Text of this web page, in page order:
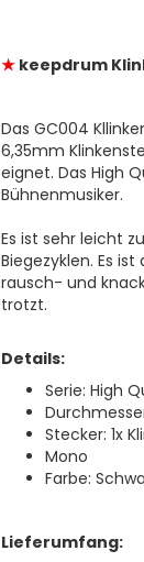
★keepdrum
Das GC004
6,35mm
eignet. Das High
Bühnenmusiker.
Es ist sehr leicht
Biegezyklen. Es
rausch- und
trotzt.
Details:
Serie: High
Stecker: 1x
Mono
Farbe:
Lieferumfang: